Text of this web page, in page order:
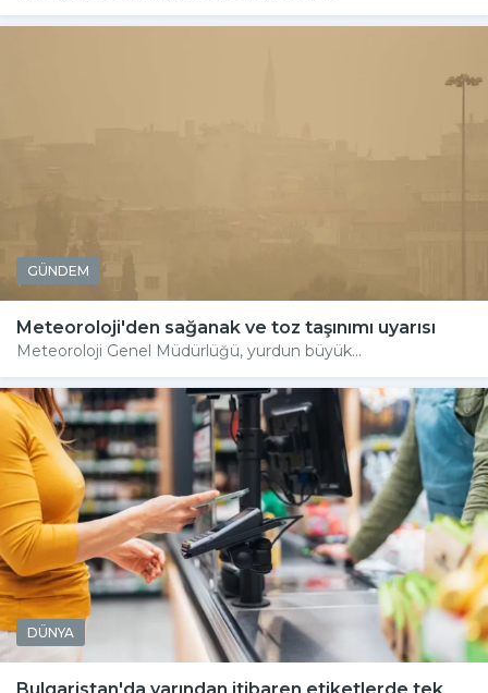
GÜNDEM
Meteoroloji'den sağanak ve toz taşınımı uyarısı
Meteoroloji Genel Müdürlüğü, yurdun büyük...
DÜNYA